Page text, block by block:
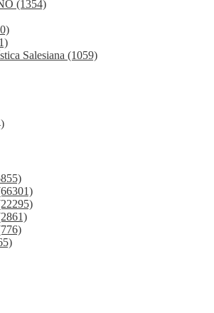
(1354)
Salesiana (1059)